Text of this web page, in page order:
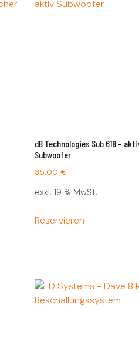
dB Technologies Sub 618 –
Subwoofer
35,00 €
exkl. 19 % MwSt.
Reservieren